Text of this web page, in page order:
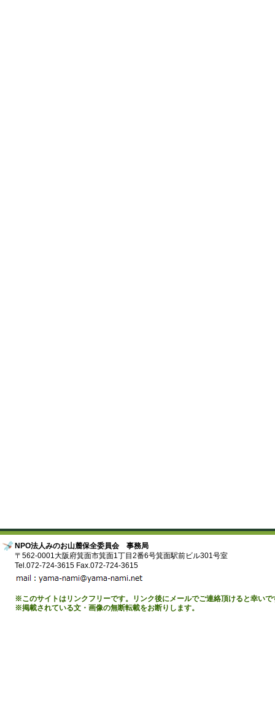
NPO法人みのお山麓保全委員会 事務局
〒562-0001大阪府箕面市箕面1丁目2番6号箕面駅前ビル301号室
Tel.072-724-3615 Fax.072-724-3615
※このサイトはリンクフリーです。リンク後にメールでご連絡頂けると幸いで
※掲載されている文・画像の無断転載をお断りします。